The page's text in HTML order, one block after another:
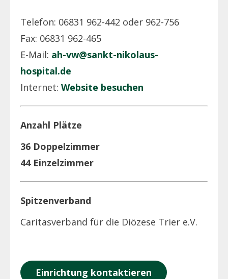
Telefon: 06831 962-442 oder 962-756
Fax: 06831 962-465
E-Mail: ah-vw@sankt-nikolaus-
hospital.de
Internet: Website besuchen
Anzahl Plätze
36 Doppelzimmer
44 Einzelzimmer
Spitzenverband
Caritasverband für die Diözese Trier e.V.
Einrichtung kontaktieren